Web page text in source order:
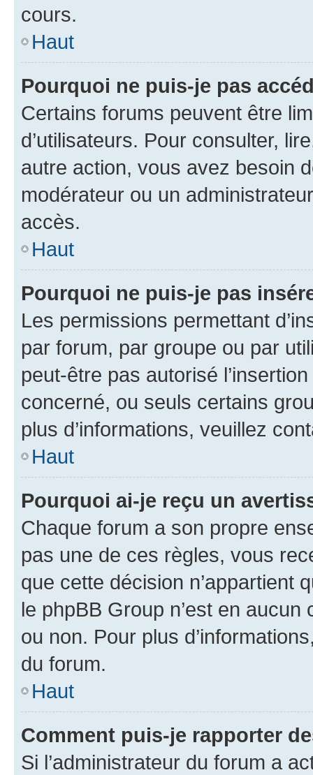
cours.
Haut
Pourquoi ne puis-je pas
Certains forums peuvent être
d’utilisateurs. Pour consulter,
autre action, vous avez besoin
modérateur ou un
accès.
Haut
Pourquoi ne puis-je pas
Les permissions permettant
par forum, par groupe ou par
peut-être pas autorisé
concerné, ou seuls certains
plus d’informations, veuillez
Haut
Pourquoi ai-je reçu un
Chaque forum a son propre
pas une de ces règles, vous
que cette décision n’appartient
le phpBB Group n’est en
ou non. Pour plus
du forum.
Haut
Comment puis-je rapporter
Si l’administrateur du forum a